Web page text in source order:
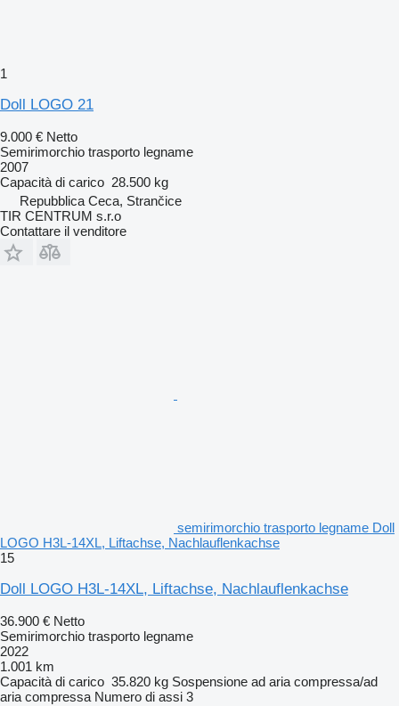
1
Doll LOGO 21
9.000 € Netto
Semirimorchio trasporto legname
2007
Capacità di carico 28.500 kg
Repubblica Ceca, Strančice
TIR CENTRUM s.r.o
Contattare il venditore
semirimorchio trasporto legname Doll
LOGO H3L-14XL, Liftachse, Nachlauflenkachse
15
Doll LOGO H3L-14XL, Liftachse, Nachlauflenkachse
36.900 € Netto
Semirimorchio trasporto legname
2022
1.001 km
Capacità di carico 35.820 kg Sospensione ad aria compressa/ad
aria compressa Numero di assi 3